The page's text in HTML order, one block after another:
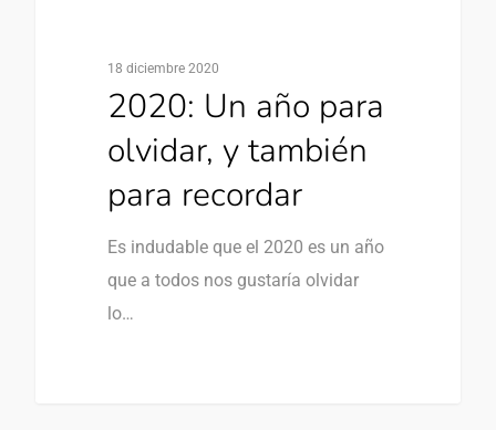
18 diciembre 2020
2020: Un año para
olvidar, y también
para recordar
Es indudable que el 2020 es un año
que a todos nos gustaría olvidar
lo…